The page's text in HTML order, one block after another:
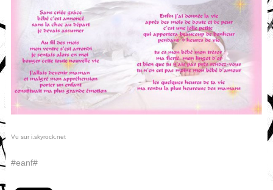
Vu sur i.skyrock.net
#eanf#